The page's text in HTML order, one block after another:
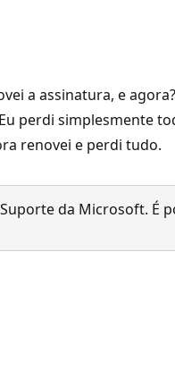
a assinatura, e
perdi simplesmente
renovei e perdi tudo.
da Microsoft. É